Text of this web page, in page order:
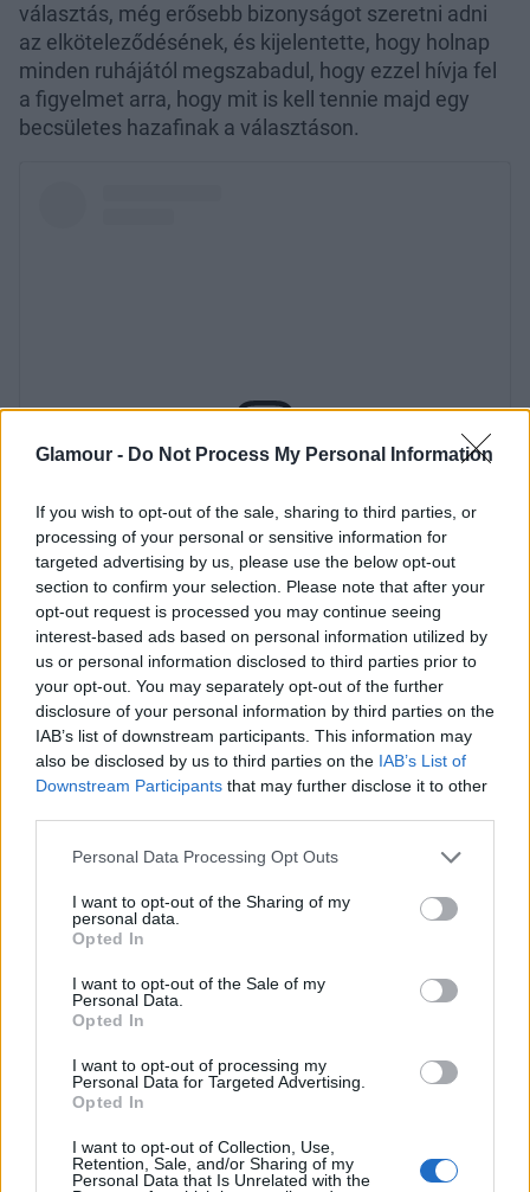
Glamour - Do Not Process My Personal Information
If you wish to opt-out of the sale, sharing to third parties, or
processing of your personal or sensitive information for
targeted advertising by us, please use the below opt-out
section to confirm your selection. Please note that after your
opt-out request is processed you may continue seeing
interest-based ads based on personal information utilized by
us or personal information disclosed to third parties prior to
your opt-out. You may separately opt-out of the further
disclosure of your personal information by third parties on the
IAB’s list of downstream participants. This information may
also be disclosed by us to third parties on the IAB’s List of
Downstream Participants that may further disclose it to other
Please note that this website/app uses one or more Google
not limited to your visit or usage behaviour. You may click to
grant or deny consent to Google and its third-party tags to
use your data for below specified purposes in below Google
consent section.
Personal Data Processing Opt Outs
I want to opt-out of the Sharing of my
personal data.
Opted In
I want to opt-out of the Sale of my
Personal Data.
Opted In
I want to opt-out of processing my
Personal Data for Targeted Advertising.
Opted In
I want to opt-out of Collection, Use,
Retention, Sale, and/or Sharing of my
Personal Data that Is Unrelated with the
választás, még erősebb bizonyságot szeretni adni
az elköteleződésének, és kijelentette, hogy holnap
minden ruhájától megszabadul, hogy ezzel hívja fel
a figyelmet arra, hogy mit is kell tennie majd egy
becsületes hazafinak a választáson.
Azért a novemberi nagy napig még elég sok idő van
hátra, bár a férfiak valószínűleg nagyon is
támogatják Katy Perry vetkőzését, de mivel tud
előállni a popsztár október végén?